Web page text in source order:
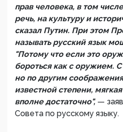
прав человека, в том
речь, на культуру и
сказал Путин. При этом
называть русский язык
"Потому что если это
бороться как с оружием.
но по другим
известной степени,
вполне достаточно", —
Совета по русскому языку.